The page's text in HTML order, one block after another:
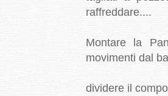
raffreddare....
Montare la
movimenti dal
dividere il